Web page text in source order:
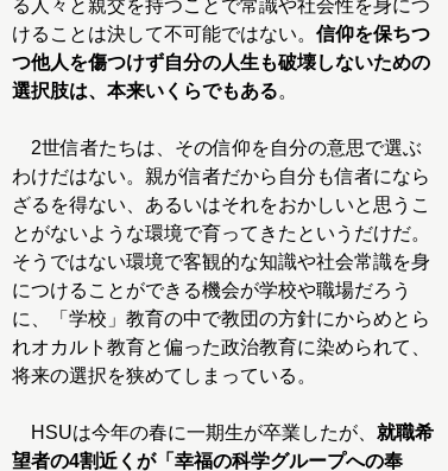
る人々と親交を持つことで常識や社会性を身につ
けることは決して不可能ではない。 信仰を保ちつ
つ他人を傷つけず自分の人生も破壊しないための
選択肢は、本来いくらでもある。
2世信者たちは、その信仰を自分の意思で選ぶ
わけだはない。親が信者だから自分も信者になら
ざるを得ない、あるいはそれをおかしいと思うこ
とがないような環境で育ってきたというだけだ。
そうではない環境で客観的な知識や社会常識を身
につけることができる機会が学校や職場だろう
に、「学校」教育の中で教団の方針にからめとら
れオカルト教育と偏った政治教育に染められて、
将来の選択を狭めてしまっている。
HSUは今年の春に一期生が卒業したが、 就職希
望者の4割近くが「幸福の科学グループへの奉